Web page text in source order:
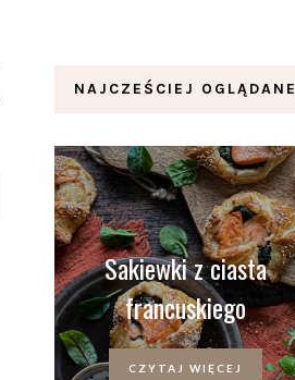
NAJCZEŚCIEJ OGLĄDANE
Sakiewki z ciasta
francuskiego
CZYTAJ WIĘCEJ